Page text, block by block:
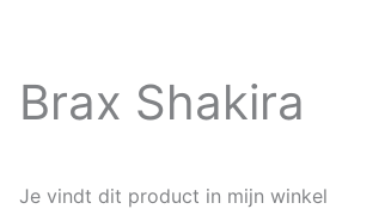
Brax Shakira
Je vindt dit product in mijn winkel